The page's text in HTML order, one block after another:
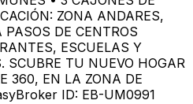
ZONA ANDARES,
DE CENTROS
ESCUELAS Y
SCUBRE TU NUEVO HOGAR
360, EN LA ZONA DE
ID: EB-UM0991